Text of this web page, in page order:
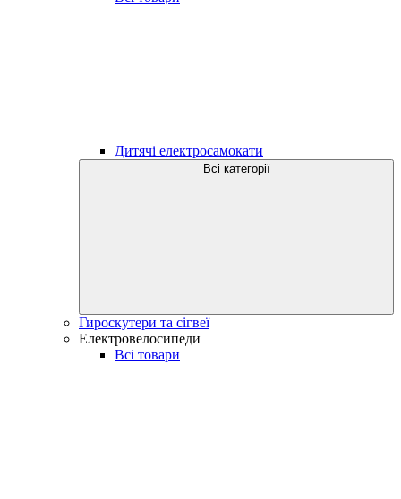
Дитячі електросамокати
Всі категорії
Гироскутери та сігвеї
Електровелосипеди
Всі товари